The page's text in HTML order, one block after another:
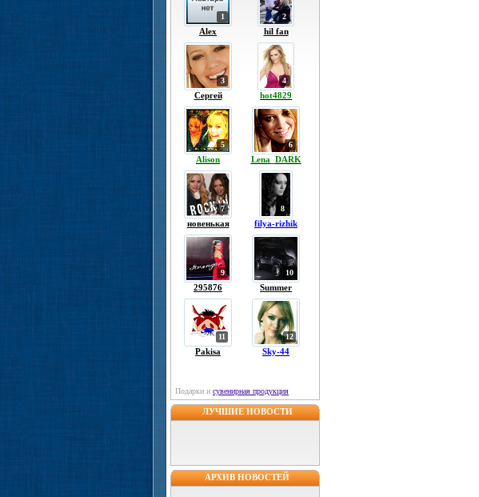
1
Alex
2
hil fan
3
Сергей
4
hot4829
5
Alison
6
Lena_DARK
7
новенькая
8
filya-rizhik
9
295876
10
Summer
11
Pakisa
12
Sky-44
Подарки и сувенирная продукция
ЛУЧШИЕ НОВОСТИ
АРХИВ НОВОСТЕЙ